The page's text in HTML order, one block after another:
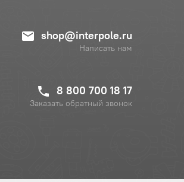
shop@interpole.ru
Написать нам
8 800 700 18 17
Заказать обратный звонок